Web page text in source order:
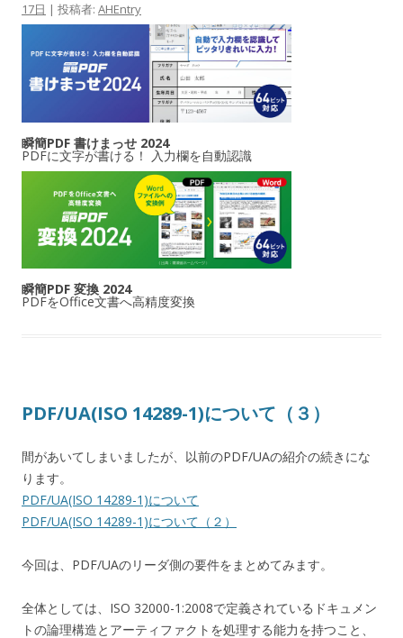
17日 | 投稿者: AHEntry
瞬簡PDF 書けまっせ 2024
PDFに文字が書ける！ 入力欄を自動認識
瞬簡PDF 変換 2024
PDFをOffice文書へ高精度変換
PDF/UA(ISO 14289-1)について（３）
間があいてしまいましたが、以前のPDF/UAの紹介の続きにな
ります。
PDF/UA(ISO 14289-1)について
PDF/UA(ISO 14289-1)について（２）
今回は、PDF/UAのリーダ側の要件をまとめてみます。
全体としては、ISO 32000-1:2008で定義されているドキュメン
トの論理構造とアーティファクトを処理する能力を持つこと、